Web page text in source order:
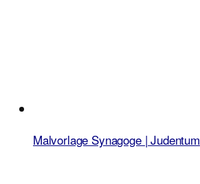
Malvorlage Synagoge | Judentum